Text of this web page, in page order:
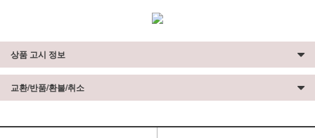
상품 고시 정보
교환/반품/환불/취소